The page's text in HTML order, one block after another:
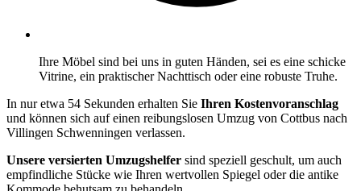
Ihre Möbel sind bei uns in guten Händen, sei es eine schicke
Vitrine, ein praktischer Nachttisch oder eine robuste Truhe.
In nur etwa 54 Sekunden erhalten Sie Ihren Kostenvoranschlag
und können sich auf einen reibungslosen Umzug von Cottbus nach
Villingen Schwenningen⁠ verlassen.
Unsere versierten Umzugshelfer sind speziell geschult, um auch
empfindliche Stücke wie Ihren wertvollen Spiegel oder die antike